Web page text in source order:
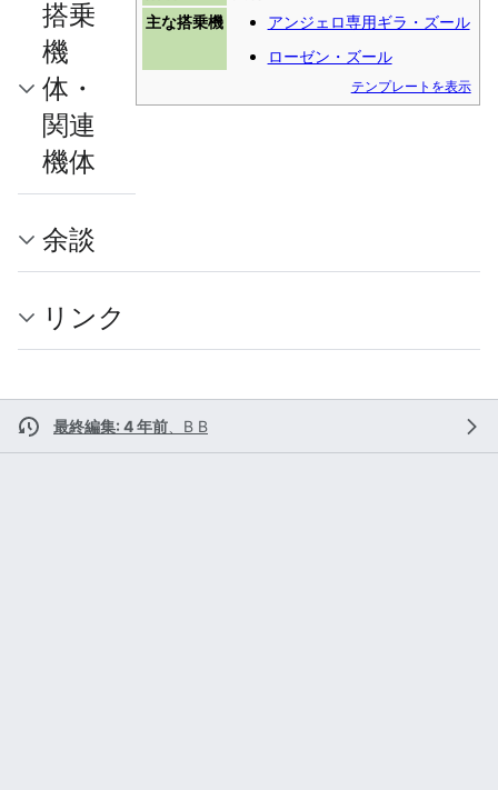
主な搭乗機
アンジェロ専用ギラ・ズール
ローゼン・ズール
テンプレートを表示
搭乗
機
体・
関連
機体
余談
リンク
最終編集: 4 年前 B B